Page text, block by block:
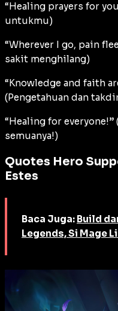
“Healing prayers for
untukmu)
“Wherever I go, pain
sakit menghilang)
“Knowledge and faith
(Pengetahuan dan
“Healing for
semuanya!)
Quotes Hero
Estes
Baca Juga: Build
Legends, Si Mage